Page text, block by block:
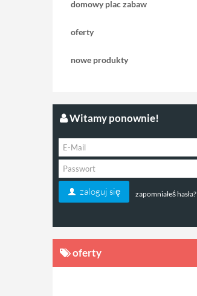
domowy plac zabaw
oferty
nowe produkty
Witamy ponownie!
zaloguj się zapomniałeś hasła?
oferty